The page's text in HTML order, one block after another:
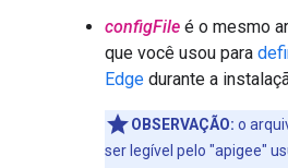
configFile é o mesmo
que você usou para
Edge durante a
OBSERVAÇÃO: o
ser legível pelo "apigee"